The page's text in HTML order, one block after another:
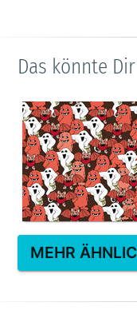
Das könnte
MEHR